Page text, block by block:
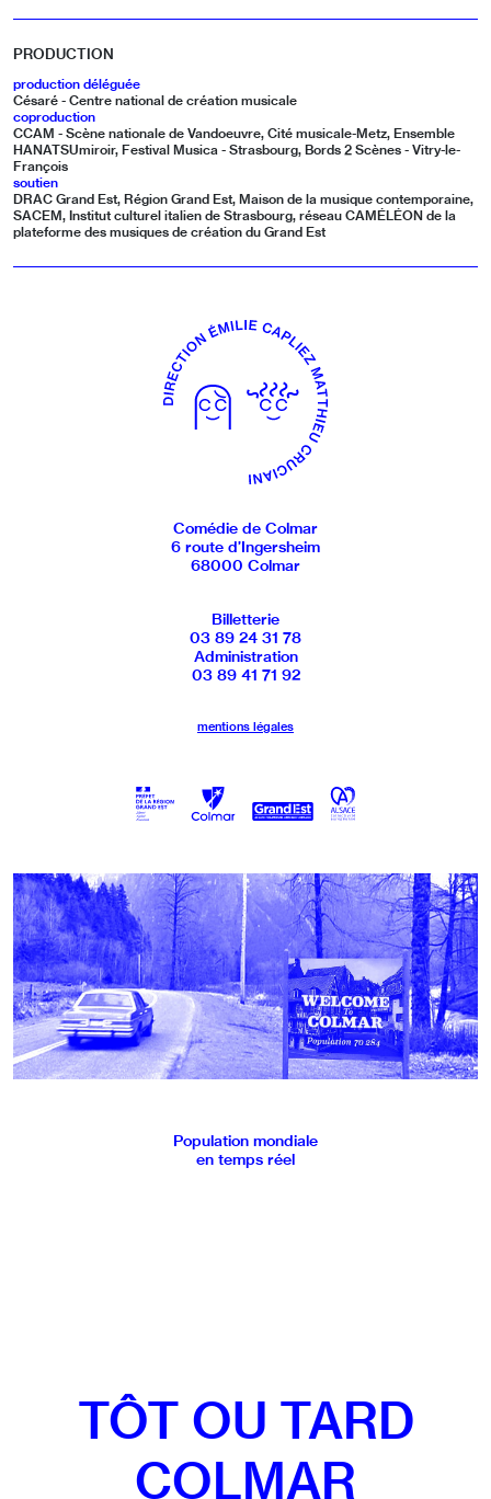
PRODUCTION
production déléguée
Césaré - Centre national de création musicale
coproduction
CCAM - Scène nationale de Vandoeuvre, Cité musicale-Metz, Ensemble
HANATSUmiroir, Festival Musica - Strasbourg, Bords 2 Scènes - Vitry-le-
François
soutien
DRAC Grand Est, Région Grand Est, Maison de la musique contemporaine,
SACEM, Institut culturel italien de Strasbourg, réseau CAMÉLÉON de la
plateforme des musiques de création du Grand Est
Comédie de Colmar
6 route d’Ingersheim
68000 Colmar
Billetterie
03 89 24 31 78
Administration
03 89 41 71 92
mentions légales
Population mondiale
en temps réel
TÔT OU TARD
COLMAR